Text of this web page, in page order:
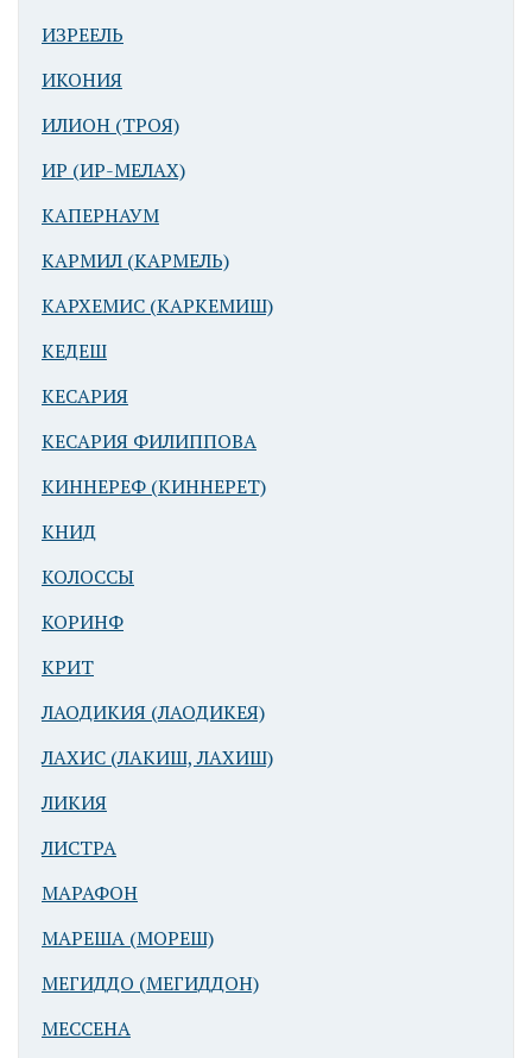
ИЗРЕЕЛЬ
ИКОНИЯ
ИЛИОН (ТРОЯ)
ИР (ИР-МЕЛАХ)
КАПЕРНАУМ
КАРМИЛ (КАРМЕЛЬ)
КАРХЕМИС (КАРКЕМИШ)
КЕДЕШ
КЕСАРИЯ
КЕСАРИЯ ФИЛИППОВА
КИННЕРЕФ (КИННЕРЕТ)
КНИД
КОЛОССЫ
КОРИНФ
КРИТ
ЛАОДИКИЯ (ЛАОДИКЕЯ)
ЛАХИС (ЛАКИШ, ЛАХИШ)
ЛИКИЯ
ЛИСТРА
МАРАФОН
МАРЕША (МОРЕШ)
МЕГИДДО (МЕГИДДОН)
МЕССЕНА